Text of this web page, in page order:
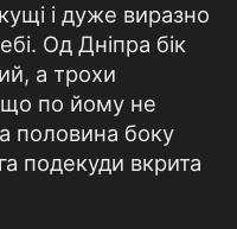
і дуже виразно
Од Дніпра бік
а трохи
що по йому не
половина боку
подекуди вкрита